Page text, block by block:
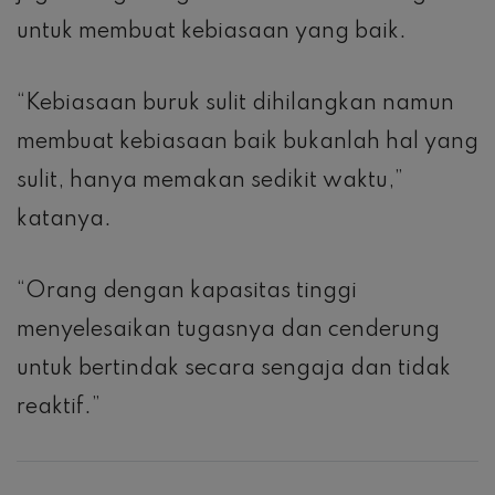
untuk membuat kebiasaan yang baik.
“Kebiasaan buruk sulit dihilangkan namun
membuat kebiasaan baik bukanlah hal yang
sulit, hanya memakan sedikit waktu,”
katanya.
“Orang dengan kapasitas tinggi
menyelesaikan tugasnya dan cenderung
untuk bertindak secara sengaja dan tidak
reaktif.”